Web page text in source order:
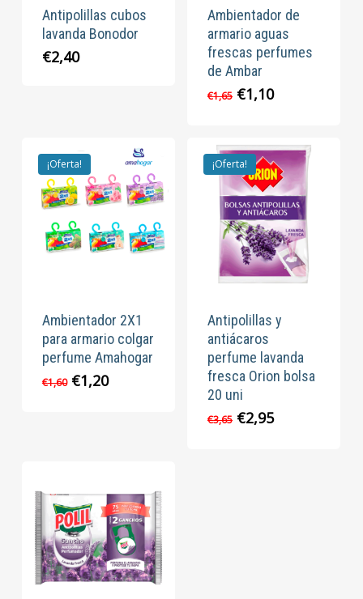
Antipolillas cubos
lavanda Bonodor
€2,40
Ambientador de
armario aguas
frescas perfumes
de Ambar
€1,65 El
era:
€1,65.
€1,10El
es:
€1,10.
¡Oferta!
Ambientador 2X1
para armario colgar
perfume Amahogar
€1,60 El
€1,20El
¡Oferta!
Antipolillas y
antiácaros
perfume lavanda
fresca Orion bolsa
20 uni
€3,65 El
€2,95El